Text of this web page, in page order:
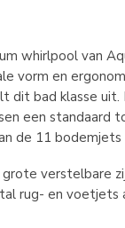
whirlpool van
vorm en
dit bad klasse
een standaard
de 11 bodemjets
verstelbare
rug- en